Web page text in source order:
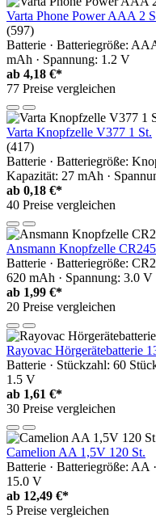
Varta Phone Power AAA 2
(597)
Batterie · Batteriegröße:
mAh · Spannung: 1.2 V
ab 4,18 €*
77 Preise vergleichen
Varta Knopfzelle V377 1 St.
(417)
Batterie · Batteriegröße:
Kapazität: 27 mAh ·
ab 0,18 €*
40 Preise vergleichen
Ansmann Knopfzelle
Batterie · Batteriegröße:
620 mAh · Spannung: 3.0 V
ab 1,99 €*
20 Preise vergleichen
Rayovac Hörgerätebatterie
Batterie · Stückzahl: 60
1.5 V
ab 1,61 €*
30 Preise vergleichen
Camelion AA 1,5V 120 St.
Batterie · Batteriegröße: AA
15.0 V
ab 12,49 €*
5 Preise vergleichen